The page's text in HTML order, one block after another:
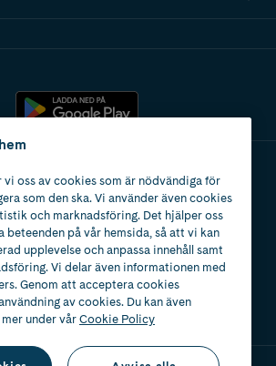
vi oss av cookies som är nödvändiga för
som den ska. Vi använder även cookies
och marknadsföring. Det hjälper oss
beteenden på vår hemsida, så att vi kan
upplevelse och anpassa innehåll samt
Vi delar även informationen med
Genom att acceptera cookies
av cookies. Du kan även
under vårCookie Policy